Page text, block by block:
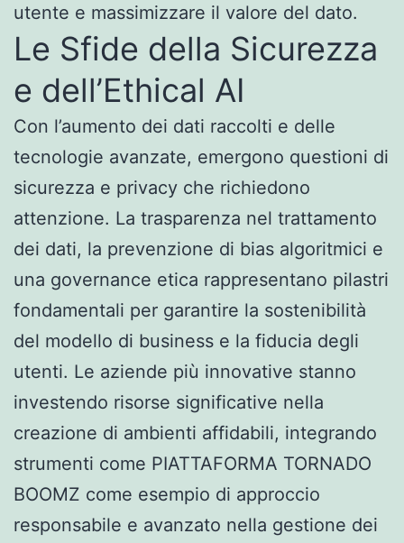
utente e massimizzare il valore del dato.
Le Sfide della Sicurezza
e dell’Ethical AI
Con l’aumento dei dati raccolti e delle
tecnologie avanzate, emergono questioni di
sicurezza e privacy che richiedono
attenzione. La trasparenza nel trattamento
dei dati, la prevenzione di bias algoritmici e
una governance etica rappresentano pilastri
fondamentali per garantire la sostenibilità
del modello di business e la fiducia degli
utenti. Le aziende più innovative stanno
investendo risorse significative nella
creazione di ambienti affidabili, integrando
strumenti come PIATTAFORMA TORNADO
BOOMZ come esempio di approccio
responsabile e avanzato nella gestione dei